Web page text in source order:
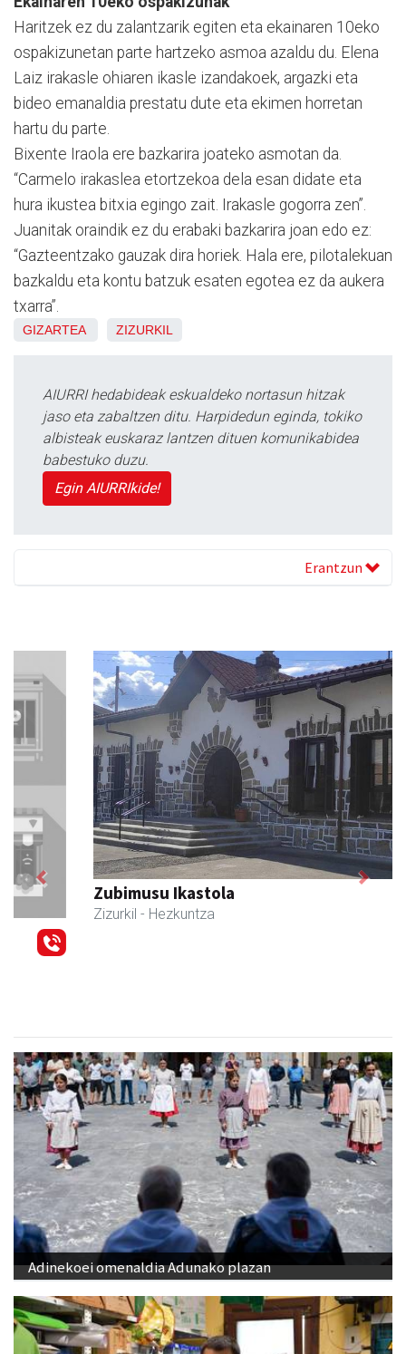
Haritzek ez du zalantzarik egiten eta ekainaren 10eko
ospakizunetan parte hartzeko asmoa azaldu du. Elena
Laiz irakasle ohiaren ikasle izandakoek, argazki eta
bideo emanaldia prestatu dute eta ekimen horretan
hartu du parte.
Bixente Iraola ere bazkarira joateko asmotan da.
“Carmelo irakaslea etortzekoa dela esan didate eta
hura ikustea bitxia egingo zait. Irakasle gogorra zen”.
Juanitak oraindik ez du erabaki bazkarira joan edo ez:
“Gazteentzako gauzak dira horiek. Hala ere, pilotalekuan
bazkaldu eta kontu batzuk esaten egotea ez da aukera
txarra”.
GIZARTEA ZIZURKIL
AIURRI hedabideak eskualdeko nortasun hitzak
jaso eta zabaltzen ditu. Harpidedun eginda, tokiko
albisteak euskaraz lantzen dituen komunikabidea
babestuko duzu.
Egin AIURRIkide!
Erantzun
Zubimusu Ikastola
Zizurkil - Hezkuntza
Previous Next
Adinekoei omenaldia Adunako plazan